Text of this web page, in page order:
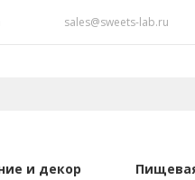
sales@sweets-lab.ru
и декор